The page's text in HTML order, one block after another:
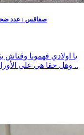
صفاقس : عدد
يا اولادي فهمونا وقتاش
.. وهل حقا هي على